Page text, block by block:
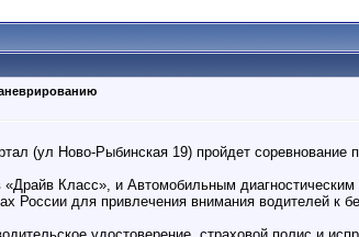
(ул Ново-Рыбинская 19) пройдет соревнование
Класс», и Автомобильным
России для привлечения внимания водителей к